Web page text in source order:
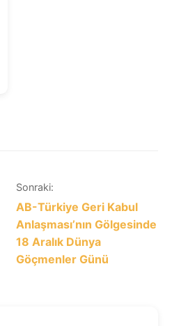
Sonraki:
AB-Türkiye Geri Kabul
Anlaşması’nın Gölgesinde
18 Aralık Dünya
Göçmenler Günü